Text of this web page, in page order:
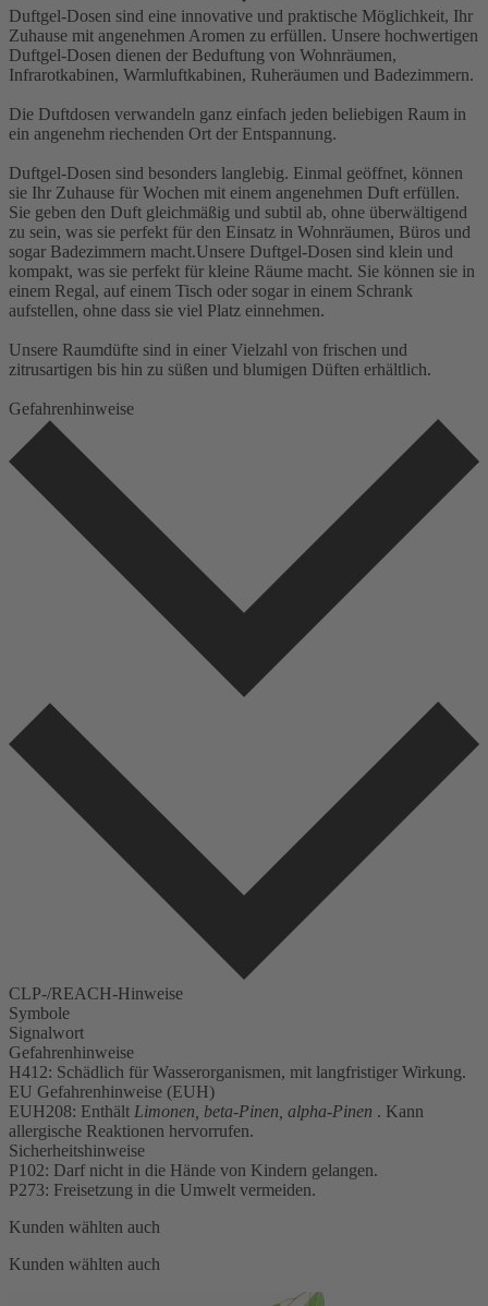
Duftgel-Dosen sind eine innovative und praktische Möglichkeit, Ihr
Zuhause mit angenehmen Aromen zu erfüllen. Unsere hochwertigen
Duftgel-Dosen dienen der Beduftung von Wohnräumen,
Infrarotkabinen, Warmluftkabinen, Ruheräumen und Badezimmern.
Die Duftdosen verwandeln ganz einfach jeden beliebigen Raum in
ein angenehm riechenden Ort der Entspannung.
Duftgel-Dosen sind besonders langlebig. Einmal geöffnet, können
sie Ihr Zuhause für Wochen mit einem angenehmen Duft erfüllen.
Sie geben den Duft gleichmäßig und subtil ab, ohne überwältigend
zu sein, was sie perfekt für den Einsatz in Wohnräumen, Büros und
sogar Badezimmern macht.Unsere Duftgel-Dosen sind klein und
kompakt, was sie perfekt für kleine Räume macht. Sie können sie in
einem Regal, auf einem Tisch oder sogar in einem Schrank
aufstellen, ohne dass sie viel Platz einnehmen.
Unsere Raumdüfte sind in einer Vielzahl von frischen und
zitrusartigen bis hin zu süßen und blumigen Düften erhältlich.
Gefahrenhinweise
CLP-/REACH-Hinweise
Symbole
Signalwort
Gefahrenhinweise
H412: Schädlich für Wasserorganismen, mit langfristiger Wirkung.
EU Gefahrenhinweise (EUH)
EUH208: Enthält Limonen, beta-Pinen, alpha-Pinen . Kann
allergische Reaktionen hervorrufen.
Sicherheitshinweise
P102: Darf nicht in die Hände von Kindern gelangen.
P273: Freisetzung in die Umwelt vermeiden.
Kunden wählten auch
Kunden wählten auch